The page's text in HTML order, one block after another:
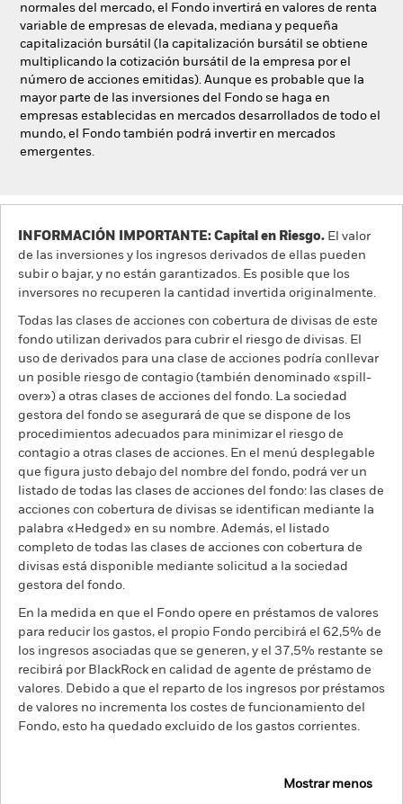
normales del mercado, el Fondo invertirá en valores de renta
variable de empresas de elevada, mediana y pequeña
capitalización bursátil (la capitalización bursátil se obtiene
multiplicando la cotización bursátil de la empresa por el
número de acciones emitidas). Aunque es probable que la
mayor parte de las inversiones del Fondo se haga en
empresas establecidas en mercados desarrollados de todo el
mundo, el Fondo también podrá invertir en mercados
emergentes.
INFORMACIÓN IMPORTANTE: Capital en Riesgo. El valor
de las inversiones y los ingresos derivados de ellas pueden
subir o bajar, y no están garantizados. Es posible que los
inversores no recuperen la cantidad invertida originalmente.
Todas las clases de acciones con cobertura de divisas de este
fondo utilizan derivados para cubrir el riesgo de divisas. El
uso de derivados para una clase de acciones podría conllevar
un posible riesgo de contagio (también denominado «spill-
over») a otras clases de acciones del fondo. La sociedad
gestora del fondo se asegurará de que se dispone de los
procedimientos adecuados para minimizar el riesgo de
contagio a otras clases de acciones. En el menú desplegable
que figura justo debajo del nombre del fondo, podrá ver un
listado de todas las clases de acciones del fondo: las clases de
acciones con cobertura de divisas se identifican mediante la
palabra «Hedged» en su nombre. Además, el listado
completo de todas las clases de acciones con cobertura de
divisas está disponible mediante solicitud a la sociedad
gestora del fondo.
En la medida en que el Fondo opere en préstamos de valores
para reducir los gastos, el propio Fondo percibirá el 62,5% de
los ingresos asociadas que se generen, y el 37,5% restante se
recibirá por BlackRock en calidad de agente de préstamo de
valores. Debido a que el reparto de los ingresos por préstamos
de valores no incrementa los costes de funcionamiento del
Fondo, esto ha quedado excluido de los gastos corrientes.
Mostrar menos